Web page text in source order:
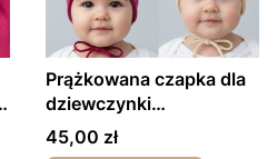
Prążkowana czapka dla
dziewczynki
wiosna/jesień Sowa
Cena
45,00 zł